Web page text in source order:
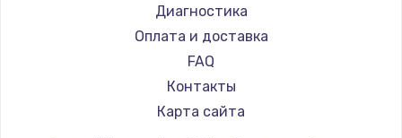
Диагностика
Оплата и доставка
FAQ
Контакты
Карта сайта